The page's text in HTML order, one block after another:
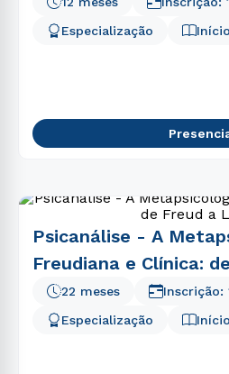
Especialização
Psicanálise - A
Freudiana e Clínica:
Especialização
22 meses
Inscrição:
5º
8º